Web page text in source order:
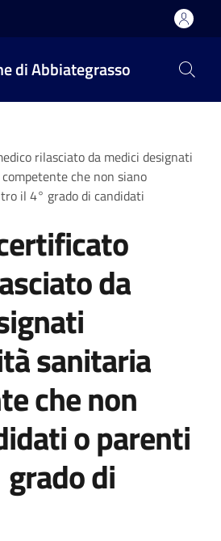
di Abbiategrasso
rilasciato da medici designati
che non siano
il 4° grado di candidati
da
sanitaria
che non
o parenti
di